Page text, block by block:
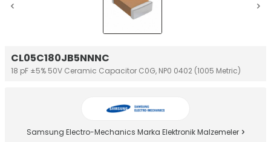
CL05C180JB5NNNC
18 pF ±5% 50V Ceramic Capacitor C0G, NP0 0402 (1005 Metric)
Samsung Electro-Mechanics Marka Elektronik Malzemeler